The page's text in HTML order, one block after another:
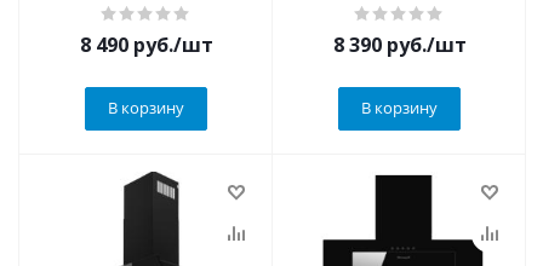
8 490руб./шт
В корзину
8 390руб./шт
В корзину